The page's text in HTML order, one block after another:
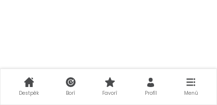
Destpêk Borî Favorî Profîl Menû